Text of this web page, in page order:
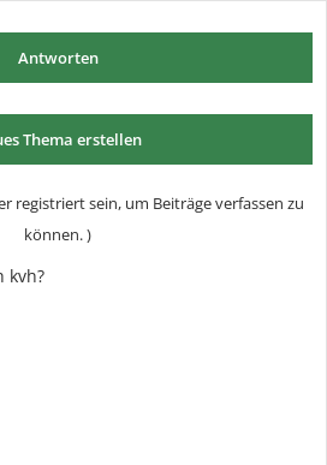
Antworten
Thema erstellen
registriert sein, um Beiträge verfassen zu
können. )
kvh?